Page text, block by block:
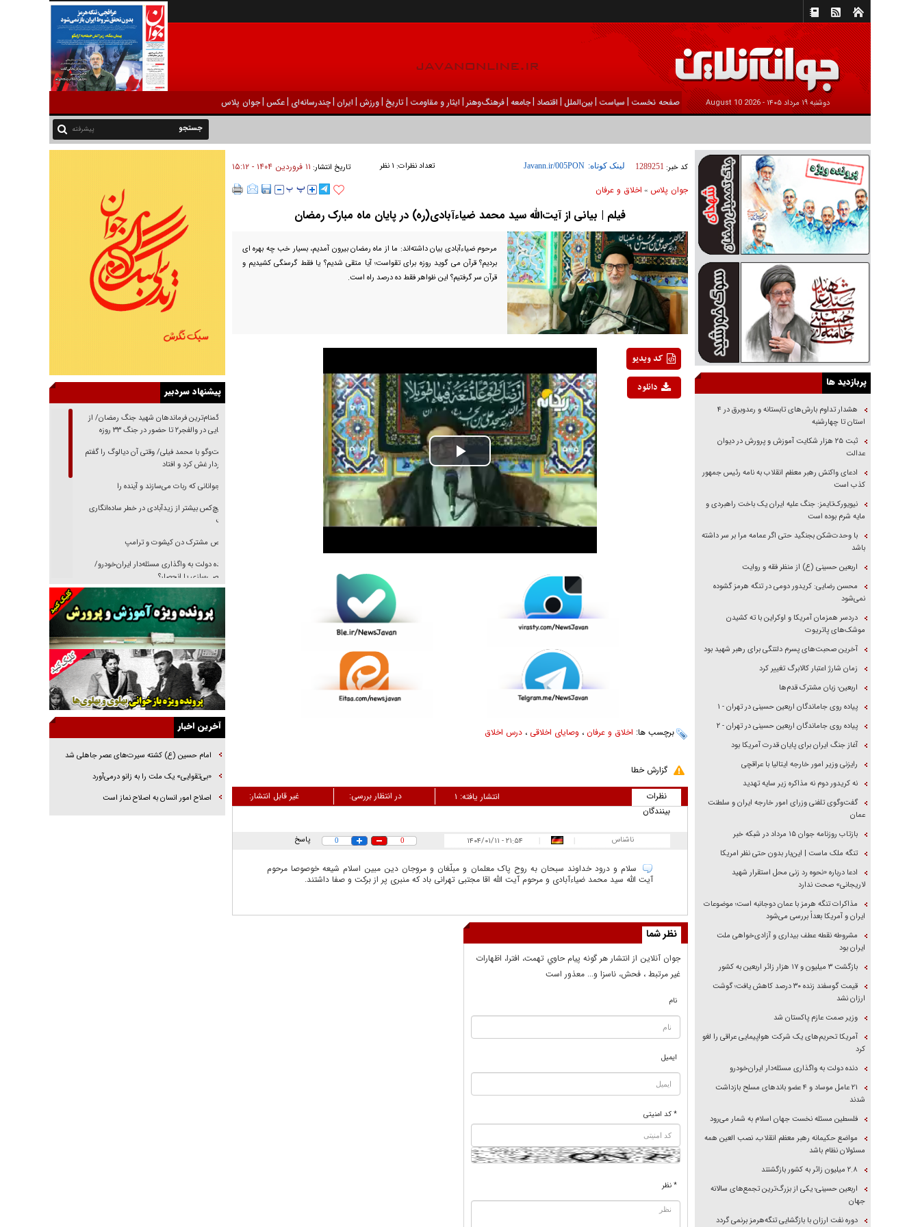
دوشنبه ۱۹ مرداد ۱۴۰۵ - 2026 August 10 صفحه نخست | سیاست |بين‌الملل | اقتصاد |جامعه |فرهنگ‌و‌هنر | ایثار و مقاومت |تاریخ |ورزش | ايران |چندرسانه‌ای |عکس |جوان پلاس
پیشرفته
کد خبر: 1289251 لینک کوتاه: تعداد نظرات: ۱ نظر تاریخ انتشار: ۱۱ فروردين ۱۴۰۴ - ۱۵:۱۲
جوان پلاس » اخلاق و عرفان
فیلم | بیانی از آیت‌الله سید محمد ضیاءآبادی(ره) در پایان ماه مبارک رمضان
مرحوم ضیاء‌آبادی بیان داشته‌اند: ما از ماه رمضان بیرون آمدیم، بسیار خب چه بهره ای
بردیم؟ قرآن می گوید روزه برای تقواست؛ آیا متقی شدیم؟ یا فقط گرسنگی کشیدیم و
قرآن سر گرفتیم؟ این ظواهر فقط ده درصد راه است.
Play
Video
کد ویدیو
دانلود
برچسب ها: اخلاق و عرفان ، وصایای اخلاقی ، درس اخلاق
گزارش خطا
نظرات
بینندگان
غیر قابل انتشار: در انتظار بررسی: انتشار یافته: ۱
ناشناس |
| ۲۱:۵۴ - ۱۴۰۴/۰۱/۱۱ 0
0 پاسخ
سلام و درود خداوند سبحان به روح پاک معلمان و مبلّغان و مروجان دین مبین اسلام شیعه خوصوصا مرحوم
آیت الله سید محمد ضیاء‌آبادی و مرحوم آیت الله اقا مجتبی تهرانی باد که منبری پر از برکت و صفا داشتند‌.
نظر شما
جوان آنلاين از انتشار هر گونه پيام حاوي تهمت، افترا، اظهارات
غير مرتبط ، فحش، ناسزا و... معذور است
نام
ایمیل
* کد امنیتی
* نظر
پربازدید ها
هشدار تداوم بارش‌های تابستانه و رعدوبرق در ۴
استان تا چهارشنبه
ثبت ۲۵ هزار شکایت آموزش و پرورش در دیوان
عدالت
ادعای واکنش رهبر معظم انقلاب به نامه رئیس جمهور
کذب است
نیویورک‌تایمز: جنگ علیه ایران یک باخت راهبردی و
مایه شرم بوده است
با وحدت‌شکن بجنگید حتی اگر عمامه مرا بر سر داشته
باشد
اربعین حسینی (ع) از منظر فقه و روایت
محسن رضایی: کریدور دومی در تنگه هرمز گشوده
نمی‌شود
دردسر همزمان آمریکا و اوکراین با ته کشیدن
موشک‌های پاتریوت
آخرین صحبت‌های پسرم دلتنگی برای رهبر شهید بود
زمان شارژ اعتبار کالابرگ تغییر کرد
اربعین؛ زبان مشترک قدم‌ها
پیاده روی جاماندگان اربعین حسینی در تهران - ۱
پیاده روی جاماندگان اربعین حسینی در تهران - ۲
آغاز جنگ ایران برای پایان قدرت آمریکا بود
رایزنی وزیر امور خارجه ایتالیا با عراقچی
نه کریدور دوم نه مذاکره زیر سایه تهدید
گفت‌وگوی تلفنی وزرای امور خارجه ایران و سلطنت
عمان
بازتاب روزنامه جوان ۱۵ مرداد در شبکه خبر
تنگه ملک ماست | این‌بار بدون حتی نظر امریکا
ادعا درباره «نحوه رد زنی محل استقرار شهید
لاریجانی» صحت ندارد
مذاکرات تنگه هرمز با عمان دوجانبه است؛ موضوعات
ایران و آمریکا بعداً بررسی می‌شود
مشروطه نقطه عطف بیداری و آزادی‌خواهی ملت
ایران بود
بازگشت ۳ میلیون و ۱۷ هزار زائر اربعین به کشور
قیمت گوسفند زنده ۳۰ درصد کاهش یافت؛ گوشت
ارزان نشد
وزیر صمت عازم پاکستان شد
آمریکا تحریم‌های یک شرکت هواپیمایی عراقی را لغو
کرد
دنده دولت به واگذاری مسئله‌دار ایران‌خودرو
۲۱ عامل موساد و ۴ عضو باند‌های مسلح بازداشت
شدند
فلسطین مسئله نخست جهان اسلام به شمار می‌رود
مواضع حکیمانه رهبر معظم انقلاب، نصب العین همه
مسئولان نظام باشد
۲.۸ میلیون زائر به کشور بازگشتند
اربعین حسینی؛ یکی از بزرگ‌ترین تجمع‌های سالانه
جهان
دوره نفت ارزان با بازگشایی تنگه‌هرمز برنمی گردد
پیشنهاد سردبیر
از گمنام‌ترین فرماندهان شهید جنگ رمضان/ از
شناسایی در والفجر۲ تا حضور در جنگ ۳۳ روزه
گفت‌وگو با محمد فیلی/ وقتی آن دیالوگ را گفتم
فیلمبردار غش کرد و افتاد
نوجوانانی که ربات می‌سازند و آینده را
هیچ‌کس بیشتر از زیدآبادی در خطر ساده‌انگاری
نیست
رقص مشترک دن کیشوت و ترامپ
دنده دولت به واگذاری مسئله‌دار ایران‌خودرو/
خصوصی‌سازی یا انحصار؟
غریزه‌ی بقا و آقای باقی و رفقا
جراحی‌های زیبایی با مدرک فوق‌دیپلم! + گفت‌وگو
با متهم
گفت‌وگو با همسر یکی از شهدای جنگ رمضان/
پیکر بی‌سر شهید را از انگشت‌های پا شناسایی کردیم
نسلی که آنلاین الگو می‌گیرد
گفت‌وگو با آیت‌الله جاودان/ جفای مخالفان مکانت
معنوی رهبر شهید را ارتقا می‌داد
آخرین اخبار
امام حسین (ع) کشته سیرت‌های عصر جاهلی شد
«بی‌تقوایی» یک ملت را به زانو درمى‌آورد
اصلاح امور انسان به اصلاح نماز است